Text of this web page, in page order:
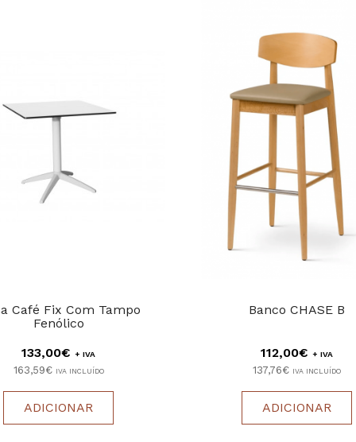
Café Fix Com Tampo
Fenólico
133,00€+ IVA
163,59€ IVA INCLUÍDO
ADICIONAR
Banco CHASE B
112,00€ + IVA
137,76€ IVA INCLUÍDO
ADICIONAR